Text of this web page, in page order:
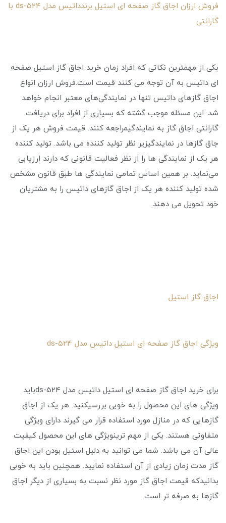
فروش ارزان اجاق گاز صفحه ای استیل برندداتیس مدل ds-524 با
گارانتی
یکی از مهمترین نکاتی که افراد زمان خرید اجاق گاز استیل صفحه
ای داتیس به آن توجه می ‌کنند قیمت است.فروش ارزان انواع
اجاق گازهای داتیس تنها در نمایندگی‌های معتبر انجام خواهد
شد. این مسئله موجب گشته که بسیاری از افراد برای دریافت
گارانتی اجاق گاز به نمایندگیمراجعه کنند. قیمت فروش هر یک از
جاق گازها در نمایندگیزیر نظر تولید کننده می ‌باشد. تولید کننده
هر یک از نمایندگی ‌ها را از نظر فعالیت قانونی که دارند ارزیابی
می‌نماید. بر همین اساس تمامی نمایندگی ‌ها طبق قانون مشخص
شده تولید کننده هر یک از اجاق گازهای داتیس را به مشتریان
خود تحویل می دهند.
اجاق گاز استیل
ویژگی اجاق گاز صفحه ای استیل داتیس مدل ds-524
برای خرید اجاق گاز صفحه ای استیل داتیس مدل ds-524باید
ویژگی ‌های این محصول را به خوبی بررسیکنید. هر یک از اجاق
گازهایی که در منازل مورد استفاده قرار می ‌گیرند دارای ویژگی
متفاوتی هستند. یکی از مهم‌ ترینویژگی ‌های این محصول کیفیت
عالی آن می ‌باشد. شما می ‌توانید به دلیل استیل بودن این اجاق
گاز مدت زمان زیادی از آن استفاده نمایید. همچنین باید به خوبی
بدانیدکه قیمت اجاق گاز مورد نظر نسبت به بسیاری از دیگر اجاق
گازها به صرفه‌ تر است.